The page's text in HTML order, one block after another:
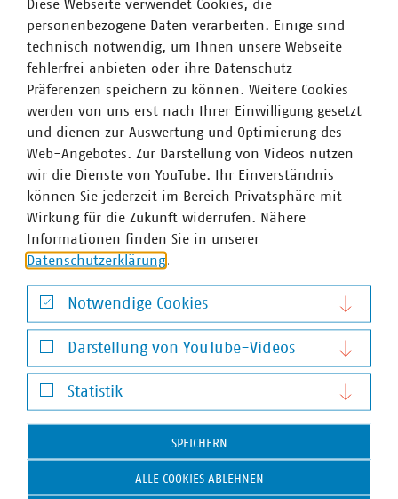
Alexander Neubauer
Senior-Fachgebietsleiter Abfall- und
Diese Webseite verwendet Cookies, die
personenbezogene Daten verarbeiten. Einige sind
technisch notwendig, um Ihnen unsere Webseite
fehlerfrei anbieten oder ihre Datenschutz-
Präferenzen speichern zu können. Weitere Cookies
werden von uns erst nach Ihrer Einwilligung gesetzt
und dienen zur Auswertung und Optimierung des
Web-Angebotes. Zur Darstellung von Videos nutzen
wir die Dienste von YouTube. Ihr Einverständnis
können Sie jederzeit im Bereich Privatsphäre mit
Wirkung für die Zukunft widerrufen. Nähere
Informationen finden Sie in unserer
Datenschutzerklärung.
Notwendige Cookies
Notwendige Cookies
Darstellung von YouTube-Videos
Darstellung von YouTube-Videos
Statistik
Statistik
SPEICHERN
ALLE COOKIES ABLEHNEN